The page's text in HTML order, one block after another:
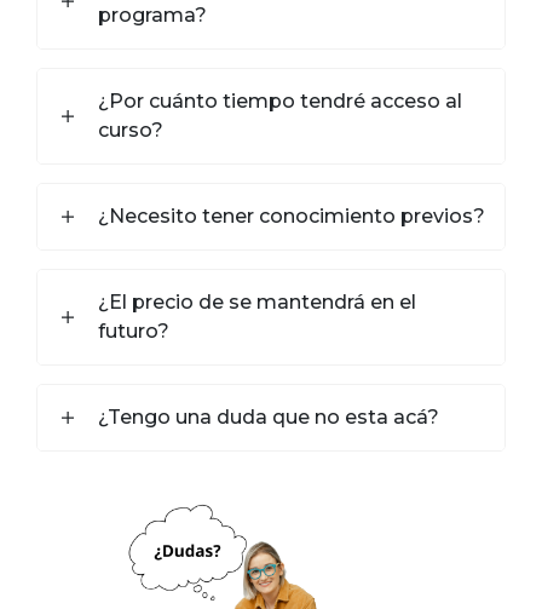
programa?
¿Por cuánto tiempo tendré acceso al
curso?
¿Necesito tener conocimiento previos?
¿El precio de se mantendrá en el
futuro?
¿Tengo una duda que no esta acá?